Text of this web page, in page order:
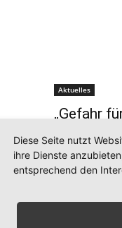
Aktuelles
„Gefahr
12. November 2021
Diese Seite nutzt
ihre Dienste
entsprechend den